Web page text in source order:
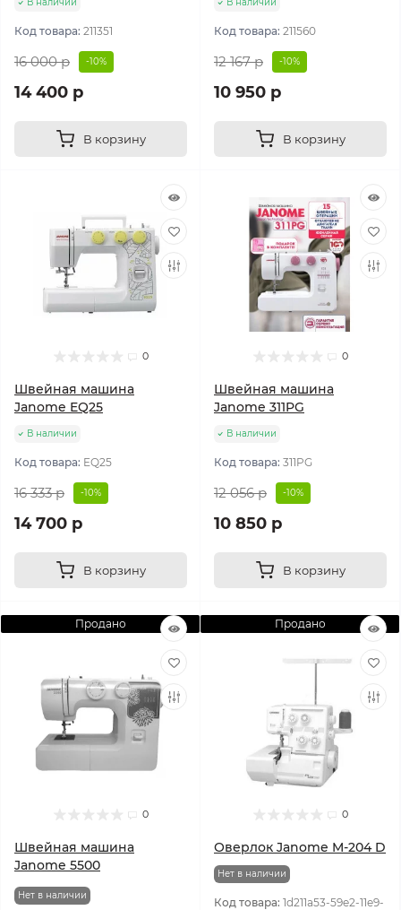
Код товара: 211351
16 000 р -10%
14 400 р
В корзину
Код товара: 211560
12 167 р -10%
10 950 р
В корзину
0
Швейная машина
Janome EQ25
В наличии
Код товара: EQ25
16 333 р -10%
14 700 р
В корзину
0
Швейная машина
Janome 311PG
В наличии
Код товара: 311PG
12 056 р -10%
10 850 р
В корзину
Продано
0
Швейная машина
Janome 5500
Нет в наличии
Продано
0
Оверлок Janome M-204 D
Нет в наличии
Код товара: 1d211a53-59e2-11e9-